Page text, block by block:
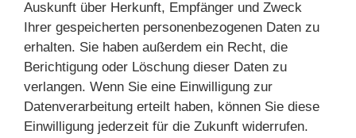
Auskunft über Herkunft, Empfänger und Zweck
Ihrer gespeicherten personenbezogenen Daten zu
erhalten. Sie haben außerdem ein Recht, die
Berichtigung oder Löschung dieser Daten zu
verlangen. Wenn Sie eine Einwilligung zur
Datenverarbeitung erteilt haben, können Sie diese
Einwilligung jederzeit für die Zukunft widerrufen.